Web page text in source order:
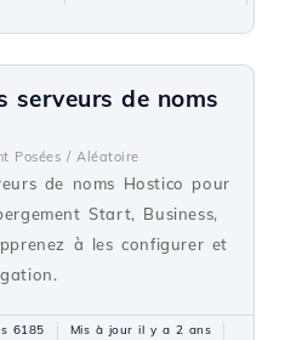
serveurs de noms
Posées / Aléatoire
de noms Hostico pour
Start, Business,
à les configurer et
6185
Mis à jour il y a 2 ans